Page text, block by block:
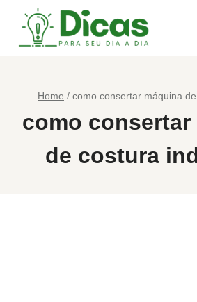
para
Home / como consertar máquina
como consertar
de costura